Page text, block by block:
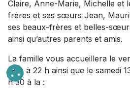
Claire, Anne-Marie, Michelle et
frères et ses sœurs Jean,
ses beaux-frères et belles-
ainsi qu’autres parents et amis.
La famille vous accueillera le
19 h à 22 h ainsi que le samedi
h 30 à la :